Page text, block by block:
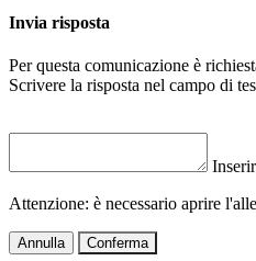
Invia risposta
Per questa comunicazione è
Scrivere la risposta nel campo di
Attenzione: è necessario aprire
Annulla Conferma